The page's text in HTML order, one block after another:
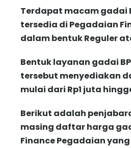
Terdapat macam gadai
tersedia di Pegadaian
dalam bentuk Reguler
Bentuk layanan gadai
tersebut menyediakan
mulai dari Rp1 juta
Berikut adalah
masing daftar harga
Finance Pegadaian